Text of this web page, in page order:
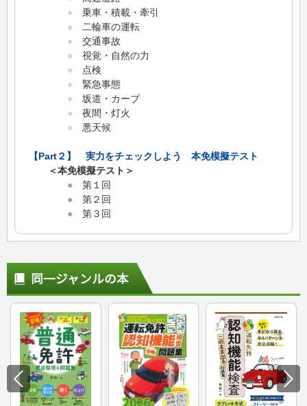
● 乗車・積載・牽引
● 二輪車の運転
● 交通事故
● 視覚・自然の力
● 点検
● 緊急事態
● 坂道・カーブ
● 夜間・灯火
● 悪天候
【Part２】 実力をチェックしよう 本免模擬テスト
＜本免模擬テスト＞
● 第１回
● 第２回
● 第３回
同一ジャンルの本